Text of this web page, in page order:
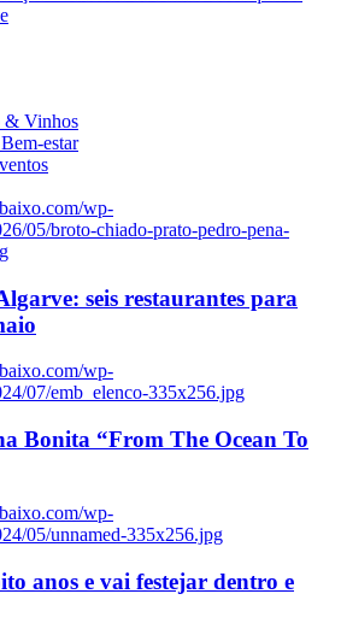
& Vinhos
estar
wp-
05/broto-chiado-prato-pedro-pena-
seis restaurantes para
wp-
07/emb_elenco-335x256.jpg
Bonita “From The Ocean To
wp-
05/unnamed-335x256.jpg
anos e vai festejar dentro e